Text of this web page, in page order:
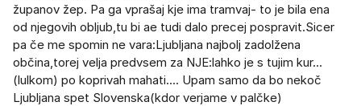
županov žep. Pa ga vprašaj kje ima tramvaj- to je bila ena
od njegovih obljub,tu bi ae tudi dalo precej pospravit.Sicer
pa če me spomin ne vara:Ljubljana najbolj zadolžena
občina,torej velja predvsem za NJE:lahko je s tujim kur...
(lulkom) po koprivah mahati.... Upam samo da bo nekoč
Ljubljana spet Slovenska(kdor verjame v palčke)